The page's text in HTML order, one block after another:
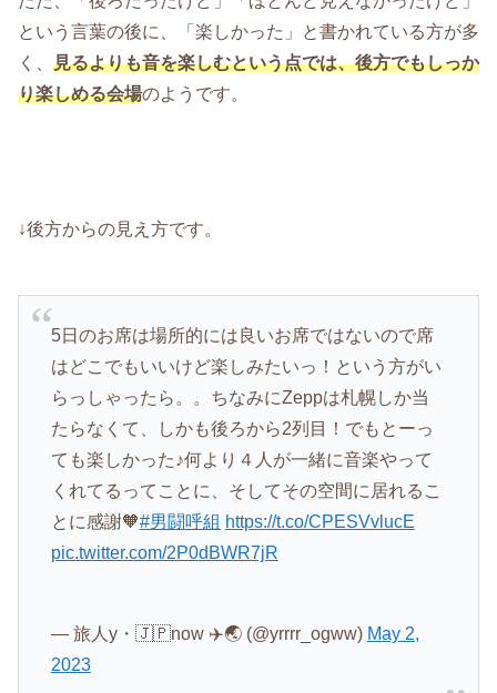
という言葉の後に、「楽しかった」と書かれている方が多
く、 見るよりも音を楽しむという点では、後方でもしっか
り楽しめる会場のようです。
↓後方からの見え方です。
5日のお席は場所的には良いお席ではないので席
はどこでもいいけど楽しみたいっ！という方がい
らっしゃったら。。ちなみにZeppは札幌しか当
たらなくて、しかも後ろから2列目！でもとーっ
ても楽しかった♪何より４人が一緒に音楽やって
くれてるってことに、そしてその空間に居れるこ
とに感謝🧡#男闘呼組 https://t.co/CPESVvlucE
pic.twitter.com/2P0dBWR7jR
— 旅人y・🇯🇵now ✈️🌏 (@yrrrr_ogww) May 2,
2023